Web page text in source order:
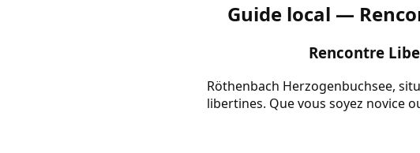
Guide local —
Rencontre
Röthenbach Herzogenbuchsee,
libertines. Que vous soyez novice